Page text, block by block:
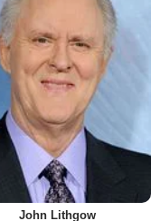
John Lithgow